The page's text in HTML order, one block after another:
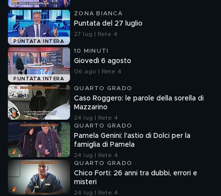
PUNTATA INTERA
ZONA BIANCA
Puntata del 27 luglio
27 lug | Rete 4
PUNTATA INTERA
10 MINUTI
Giovedì 6 agosto
06 ago | Rete 4
QUARTO GRADO
Caso Roggero: le parole della sorella di
Mazzarino
24 lug | Rete 4
QUARTO GRADO
Pamela Genini: l'astio di Dolci per la
famiglia di Pamela
24 lug | Rete 4
QUARTO GRADO
Chico Forti: 26 anni tra dubbi, errori e
misteri
24 lug | Rete 4